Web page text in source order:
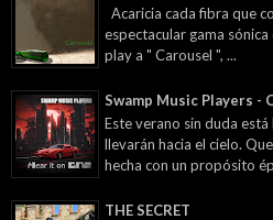
Acaricia cada fibra que
espectacular gama
play a " Carousel ", ...
Swamp Music Players -
Este verano sin duda
llevarán hacia el cielo.
hecha con un propósito
THE SECRET